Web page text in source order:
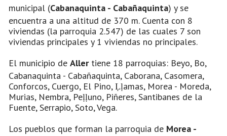
municipal (Cabanaquinta - Cabañaquinta) y se
encuentra a una altitud de 370 m. Cuenta con 8
viviendas (la parroquia 2.547) de las cuales 7 son
viviendas principales y 1 viviendas no principales.
El municipio de Allertiene 18 parroquias: Beyo, Bo,
Cabanaquinta - Cabañaquinta, Caborana, Casomera,
Conforcos, Cuergo, El Pino, Ḷḷamas, Morea - Moreda,
Murias, Nembra, Peḷḷuno, Piñeres, Santibanes de la
Fuente, Serrapio, Soto, Vega.
Los pueblos que forman la parroquia de Morea -